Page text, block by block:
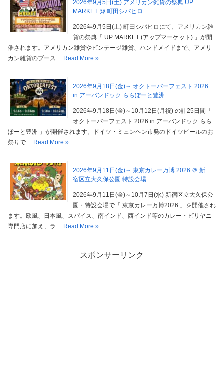
2026年9月5日(土) アメリカン雑貨の祭典 UP
MARKET @ 町田シバヒロ
2026年9月5日(土) 町田シバヒロにて、アメリカン雑
貨の祭典「 UP MARKET (アップマーケット) 」が開
催されます。アメリカン雑貨やビンテージ雑貨、ハンドメイドまで、アメリ
カン雑貨のブース … Read More »
2026年9月18日(金)～ オクトーバーフェスト 2026
in アーバンドック ららぽーと豊洲
2026年9月18日(金)～10月12日(月祝) の計25日間「
オクトーバーフェスト 2026 in アーバンドック らら
ぽーと豊洲 」が開催されます。ドイツ・ミュンヘン市発のドイツビールのお
祭りで … Read More »
2026年9月11日(金)～ 東京カレー万博 2026 ＠ 新
宿区立大久保公園 特設会場
2026年9月11日(金)～10月7日(水) 新宿区立大久保公
園・特設会場で「 東京カレー万博2026 」を開催され
ます。欧風、日本風、スパイス、南インド、西インド等のカレー・ビリヤニ
専門店に加え、ラ … Read More »
スポンサーリンク